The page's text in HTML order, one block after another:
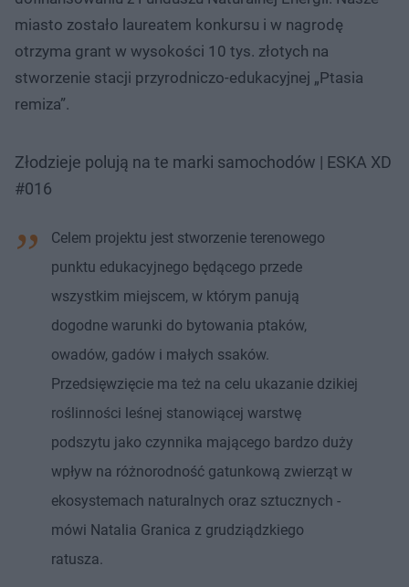
miasto zostało laureatem konkursu i w nagrodę
otrzyma grant w wysokości 10 tys. złotych na
stworzenie stacji przyrodniczo-edukacyjnej „Ptasia
remiza”.
Złodzieje polują na te marki samochodów | ESKA XD
#016
Celem projektu jest stworzenie terenowego
punktu edukacyjnego będącego przede
wszystkim miejscem, w którym panują
dogodne warunki do bytowania ptaków,
owadów, gadów i małych ssaków.
Przedsięwzięcie ma też na celu ukazanie dzikiej
roślinności leśnej stanowiącej warstwę
podszytu jako czynnika mającego bardzo duży
wpływ na różnorodność gatunkową zwierząt w
ekosystemach naturalnych oraz sztucznych -
mówi Natalia Granica z grudziądzkiego
ratusza.